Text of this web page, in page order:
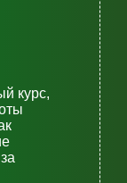
курс,